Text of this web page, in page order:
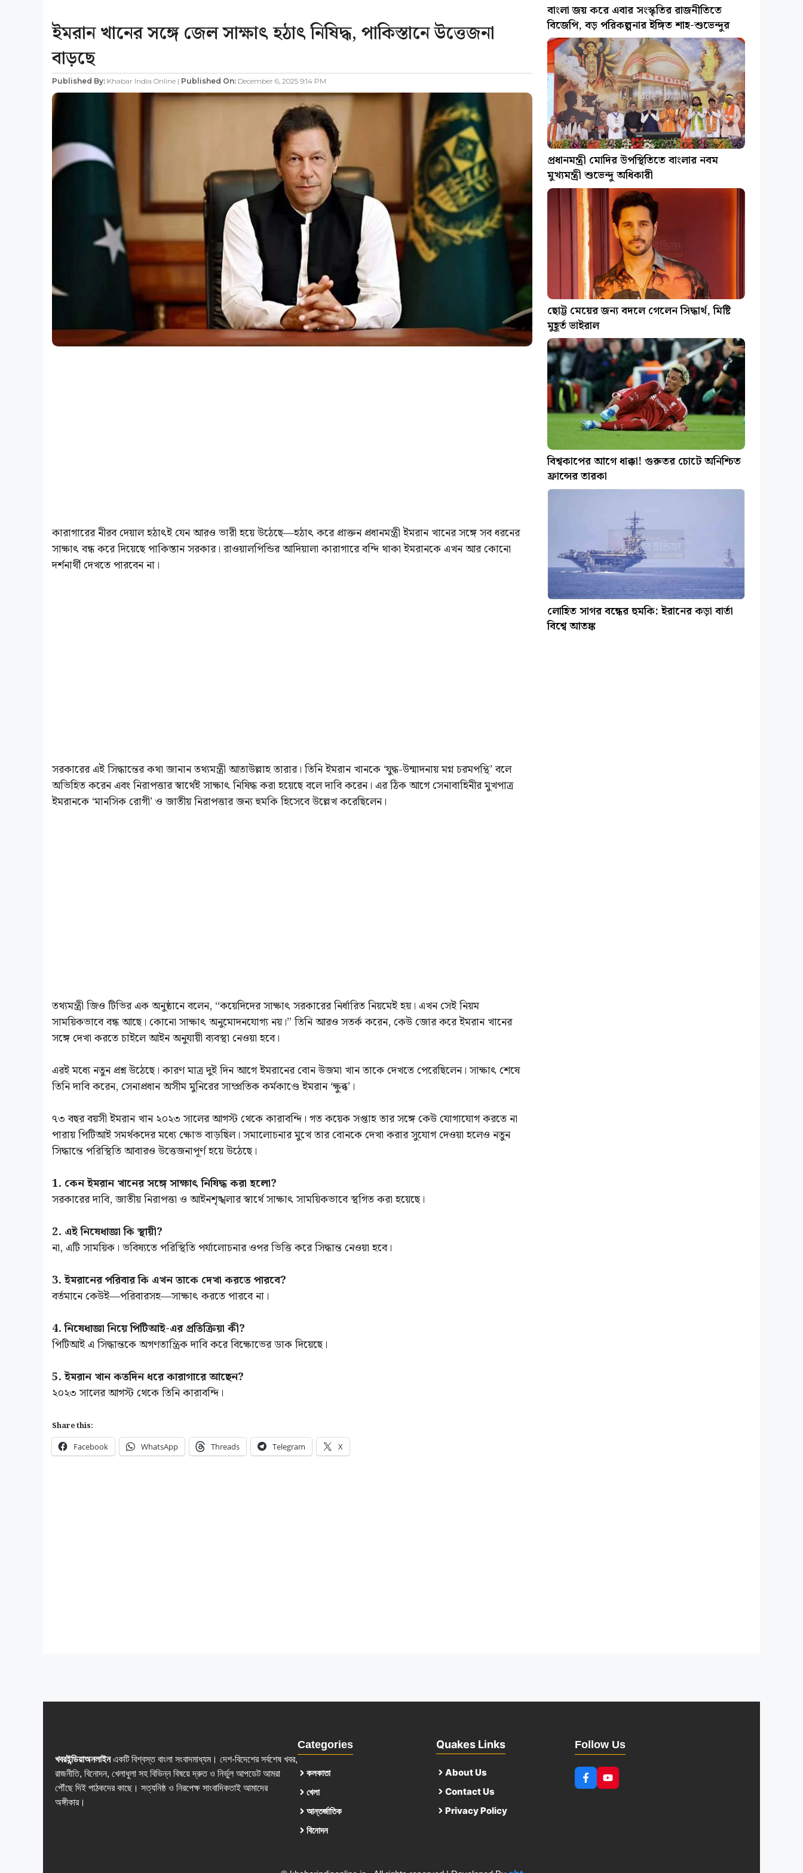
ইমরান খানের সঙ্গে জেল সাক্ষাৎ হঠাৎ নিষিদ্ধ, পাকিস্তানে উত্তেজনা
বাড়ছে
Published By: Khabar India Online | Published On: December 6, 2025 9:14 PM
কারাগারের নীরব দেয়াল হঠাৎই যেন আরও ভারী হয়ে উঠেছে—হঠাৎ করে প্রাক্তন প্রধানমন্ত্রী ইমরান খানের সঙ্গে সব ধরনের
সাক্ষাৎ বন্ধ করে দিয়েছে পাকিস্তান সরকার। রাওয়ালপিন্ডির আদিয়ালা কারাগারে বন্দি থাকা ইমরানকে এখন আর কোনো
দর্শনার্থী দেখতে পারবেন না।
সরকারের এই সিদ্ধান্তের কথা জানান তথ্যমন্ত্রী আতাউল্লাহ তারার। তিনি ইমরান খানকে ‘যুদ্ধ-উন্মাদনায় মগ্ন চরমপন্থি’ বলে
অভিহিত করেন এবং নিরাপত্তার স্বার্থেই সাক্ষাৎ নিষিদ্ধ করা হয়েছে বলে দাবি করেন। এর ঠিক আগে সেনাবাহিনীর মুখপাত্র
ইমরানকে ‘মানসিক রোগী’ ও জাতীয় নিরাপত্তার জন্য হুমকি হিসেবে উল্লেখ করেছিলেন।
তথ্যমন্ত্রী জিও টিভির এক অনুষ্ঠানে বলেন, “কয়েদিদের সাক্ষাৎ সরকারের নির্ধারিত নিয়মেই হয়। এখন সেই নিয়ম
সাময়িকভাবে বন্ধ আছে। কোনো সাক্ষাৎ অনুমোদনযোগ্য নয়।” তিনি আরও সতর্ক করেন, কেউ জোর করে ইমরান খানের
সঙ্গে দেখা করতে চাইলে আইন অনুযায়ী ব্যবস্থা নেওয়া হবে।
এরই মধ্যে নতুন প্রশ্ন উঠেছে। কারণ মাত্র দুই দিন আগে ইমরানের বোন উজমা খান তাকে দেখতে পেরেছিলেন। সাক্ষাৎ শেষে
তিনি দাবি করেন, সেনাপ্রধান অসীম মুনিরের সাম্প্রতিক কর্মকাণ্ডে ইমরান ‘ক্ষুব্ধ’।
৭৩ বছর বয়সী ইমরান খান ২০২৩ সালের আগস্ট থেকে কারাবন্দি। গত কয়েক সপ্তাহ তার সঙ্গে কেউ যোগাযোগ করতে না
পারায় পিটিআই সমর্থকদের মধ্যে ক্ষোভ বাড়ছিল। সমালোচনার মুখে তার বোনকে দেখা করার সুযোগ দেওয়া হলেও নতুন
সিদ্ধান্তে পরিস্থিতি আবারও উত্তেজনাপূর্ণ হয়ে উঠেছে।
1. কেন ইমরান খানের সঙ্গে সাক্ষাৎ নিষিদ্ধ করা হলো?
সরকারের দাবি, জাতীয় নিরাপত্তা ও আইনশৃঙ্খলার স্বার্থে সাক্ষাৎ সাময়িকভাবে স্থগিত করা হয়েছে।
2. এই নিষেধাজ্ঞা কি স্থায়ী?
না, এটি সাময়িক। ভবিষ্যতে পরিস্থিতি পর্যালোচনার ওপর ভিত্তি করে সিদ্ধান্ত নেওয়া হবে।
3. ইমরানের পরিবার কি এখন তাকে দেখা করতে পারবে?
বর্তমানে কেউই—পরিবারসহ—সাক্ষাৎ করতে পারবে না।
4. নিষেধাজ্ঞা নিয়ে পিটিআই-এর প্রতিক্রিয়া কী?
পিটিআই এ সিদ্ধান্তকে অগণতান্ত্রিক দাবি করে বিক্ষোভের ডাক দিয়েছে।
5. ইমরান খান কতদিন ধরে কারাগারে আছেন?
২০২৩ সালের আগস্ট থেকে তিনি কারাবন্দি।
Share this:
Facebook WhatsApp Threads Telegram X
বাংলা জয় করে এবার সংস্কৃতির রাজনীতিতে
বিজেপি, বড় পরিকল্পনার ইঙ্গিত শাহ-শুভেন্দুর
প্রধানমন্ত্রী মোদির উপস্থিতিতে বাংলার নবম
মুখ্যমন্ত্রী শুভেন্দু অধিকারী
ছোট্ট মেয়ের জন্য বদলে গেলেন সিদ্ধার্থ, মিষ্টি
মুহূর্ত ভাইরাল
বিশ্বকাপের আগে ধাক্কা! গুরুতর চোটে অনিশ্চিত
ফ্রান্সের তারকা
লোহিত সাগর বন্ধের হুমকি: ইরানের কড়া বার্তা
বিশ্বে আতঙ্ক
খবরইন্ডিয়াঅনলাইনএকটি বিশ্বস্ত বাংলা সংবাদমাধ্যম। দেশ-বিদেশের সর্বশেষ খবর,
রাজনীতি, বিনোদন, খেলাধুলা সহ বিভিন্ন বিষয়ে দ্রুত ও নির্ভুল আপডেট আমরা
পৌঁছে দিই পাঠকদের কাছে। সত্যনিষ্ঠ ও নিরপেক্ষ সাংবাদিকতাই আমাদের
অঙ্গীকার।
Categories
কলকাতা
খেলা
আন্তর্জাতিক
বিনোদন
Quakes Links
About Us
Contact Us
Privacy Policy
Follow Us